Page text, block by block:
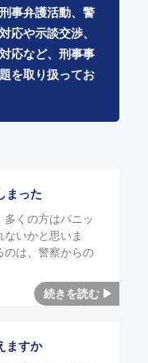
事弁護活動、警
応や示談交渉、
応など、 刑事事
を取り扱ってお
まった
くの方はパニッ
いかと思いま
のは、警察からの
ますか